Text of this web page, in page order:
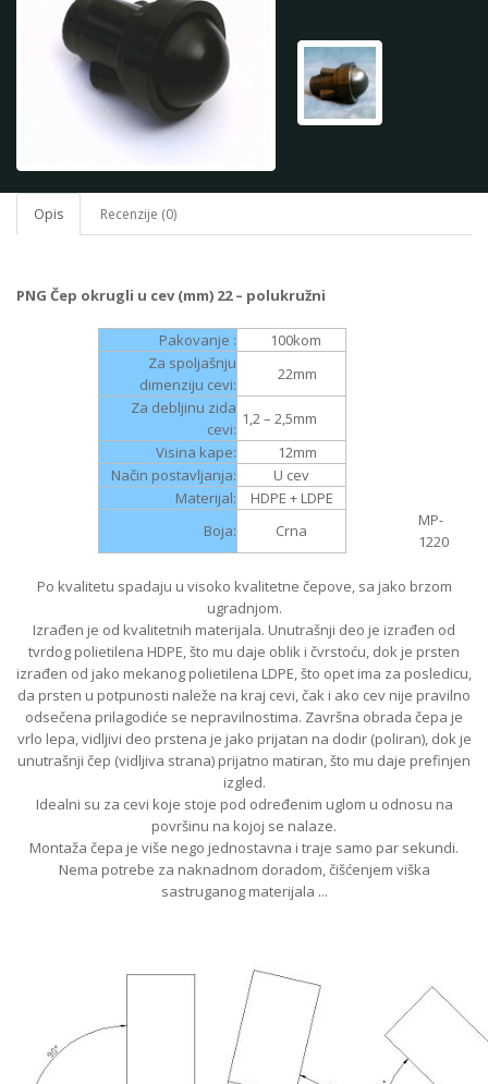
Opis Recenzije (0)
PNG Čep okrugli u cev (mm) 22 – polukružni
Pakovanje : 100kom
Za spoljašnju
dimenziju cevi:
22mm
Za debljinu zida
cevi:
1,2 – 2,5mm
Visina kape:
12mm
Način postavljanja:
U cev
Materijal:
HDPE + LDPE
Boja:
Crna
MP-
1220
Po kvalitetu spadaju u visoko kvalitetne čepove, sa jako brzom
ugradnjom.
Izrađen je od kvalitetnih materijala. Unutrašnji deo je izrađen od
tvrdog polietilena HDPE, što mu daje oblik i čvrstoću, dok je prsten
izrađen od jako mekanog polietilena LDPE, što opet ima za posledicu,
da prsten u potpunosti naleže na kraj cevi, čak i ako cev nije pravilno
odsečena prilagodiće se nepravilnostima. Završna obrada čepa je
vrlo lepa, vidljivi deo prstena je jako prijatan na dodir (poliran), dok je
unutrašnji čep (vidljiva strana) prijatno matiran, što mu daje prefinjen
izgled.
Idealni su za cevi koje stoje pod određenim uglom u odnosu na
površinu na kojoj se nalaze.
Montaža čepa je više nego jednostavna i traje samo par sekundi.
Nema potrebe za naknadnom doradom, čišćenjem viška
sastruganog materijala ...